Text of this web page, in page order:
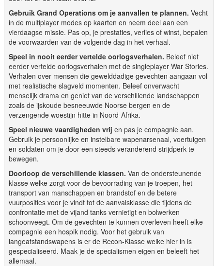
Gebruik Grand Operations om je aanvallen te plannen. Vecht
in de multiplayer modes op kaarten en neem deel aan een
vierdaagse missie. Pas op, je prestaties, verlies of winst, bepalen
de voorwaarden van de volgende dag in het verhaal.
Speel in nooit eerder vertelde oorlogsverhalen. Beleef niet
eerder vertelde oorlogsverhalen met de singleplayer War Stories.
Verhalen over mensen die gewelddadige gevechten aangaan vol
met realistische slagveld momenten. Beleef onverwacht
menselijk drama en geniet van de verschillende landschappen
zoals de ijskoude besneeuwde Noorse bergen en de
verzengende woestijn hitte in Noord-Afrika.
Speel nieuwe vaardigheden vrij en pas je compagnie aan.
Gebruik je persoonlijke en instelbare wapenarsenaal, voertuigen
en soldaten om je door een steeds veranderend strijdperk te
bewegen.
Doorloop de verschillende klassen. Van de ondersteunende
klasse welke zorgt voor de bevoorrading van je troepen, het
transport van manschappen en brandstof en de betere
vuurposities voor je vindt tot de aanvalsklasse die tijdens de
confrontatie met de vijand tanks vernietigt en bolwerken
schoonveegt. Om de gevechten te kunnen overleven heeft elke
compagnie een hospik nodig. Voor het gebruik van
langeafstandswapens is er de Recon-Klasse welke hier in is
gespecialiseerd. Maak je de specialismen eigen en beleeft het
allemaal.